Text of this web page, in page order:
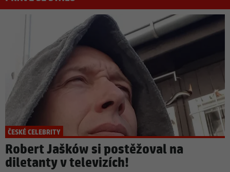
ČESKÉ CELEBRITY
Robert Jašków si postěžoval na
diletanty v televizích!